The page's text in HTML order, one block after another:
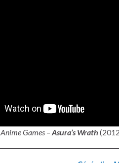
Anime Games – Asura’s Wrath